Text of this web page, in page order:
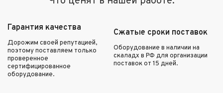
Гарантия качества
Дорожим своей репутацией,
поэтому поставляем только
проверенное
сертифицированное
оборудование.
Сжатые сроки поставок
Оборудование в наличии на
скаладх в РФ для организации
поставок от 15 дней.